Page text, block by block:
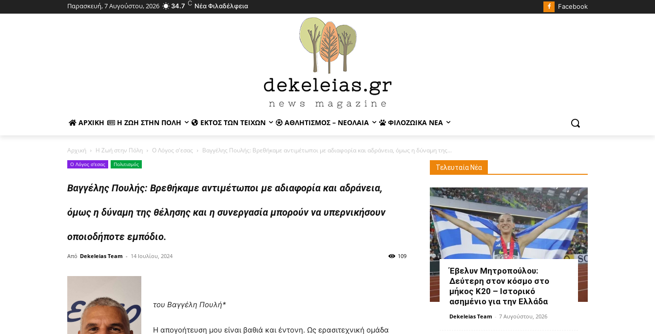
Παρασκευή, 7 Αυγούστου, 2026 34.7 C Νέα Φιλαδέλφεια Facebook
ΑΡΧΙΚΉ Η ΖΩΉ ΣΤΗΝ ΠΌΛΗ ΕΚΤΌΣ ΤΩΝ ΤΕΙΧΏΝ ΑΘΛΗΤΙΣΜΌΣ – ΝΕΟΛΑΊΑ ΦΙΛΟΖΩΙΚΆ ΝΈΑ
Αρχική Η Ζωή στην Πόλη Ο Λόγος σ'εσας Βαγγέλης Πουλής: Βρεθήκαμε αντιμέτωποι με αδιαφορία και αδράνεια, όμως η δύναμη της...
Ο Λόγος σ'εσας Πολιτισμός
Βαγγέλης Πουλής: Βρεθήκαμε αντιμέτωποι με αδιαφορία και αδράνεια,
όμως η δύναμη της θέλησης και η συνεργασία μπορούν να υπερνικήσουν
οποιοδήποτε εμπόδιο.
Από Dekeleias Team - 14 Ιουλίου, 2024 109
του Βαγγέλη Πουλή*
Η απογοήτευση μου είναι βαθιά και έντονη. Ως ερασιτεχνική ομάδα
Τελευταία Νέα
Έβελυν Μητροπούλου:
Δεύτερη στον κόσμο στο
μήκος Κ20 – Ιστορικό
ασημένιο για την Ελλάδα
Dekeleias Team - 7 Αυγούστου, 2026